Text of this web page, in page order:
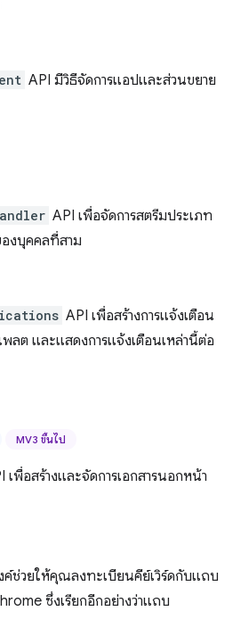
API มีวิธีจัดการแอปและส่วนขยาย
API เพื่อจัดการสตรีมประเภท
งบุคคลที่สาม
API เพื่อสร้างการแจ้งเตือน
ลต และแสดงการแจ้งเตือนเหล่านี้ต่อ
MV3 ขึ้นไป
เพื่อสร้างและจัดการเอกสารนอกหน้า
ช่วยให้คุณลงทะเบียนคีย์เวิร์ดกับแถบ
ซึ่งเรียกอีกอย่างว่าแถบ